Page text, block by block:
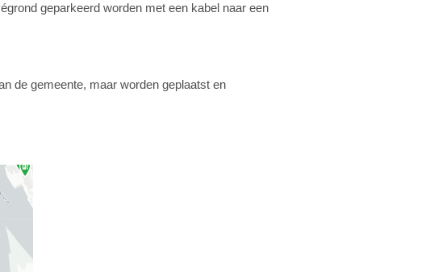
geparkeerd worden met een kabel naar een
de gemeente, maar worden geplaatst en